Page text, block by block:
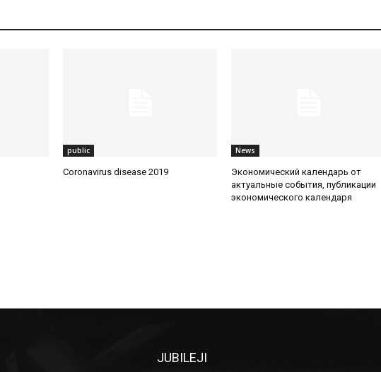
public
Coronavirus disease 2019
News
Экономический календарь от
актуальные события, публикации
экономического календаря
JUBILEJI